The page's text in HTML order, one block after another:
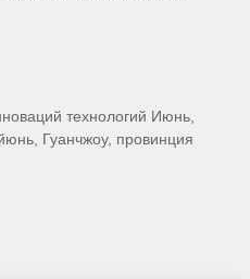
технологий Июнь,
Гуанчжоу, провинция